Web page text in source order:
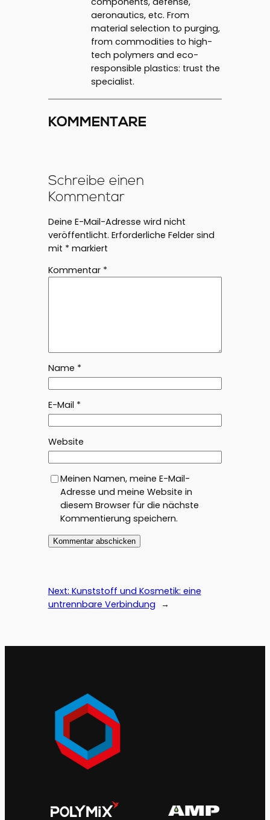
aeronautics, etc. From
material selection to purging,
from commodities to high-
tech polymers and eco-
responsible plastics: trust the
specialist.
KOMMENTARE
Schreibe einen
Kommentar
Deine E-Mail-Adresse wird nicht
veröffentlicht. Erforderliche Felder sind
mit * markiert
Kommentar *
Name *
E-Mail *
Website
Meinen Namen, meine E-Mail-
Adresse und meine Website in
diesem Browser für die nächste
Kommentierung speichern.
Next: Kunststoff und Kosmetik: eine
untrennbare Verbindung →